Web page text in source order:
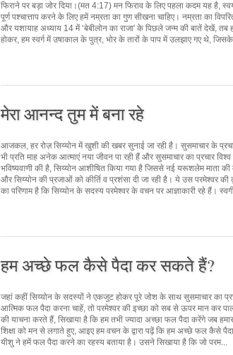
फिराने पर बड़ा जोर दिया।(मत 4:17) मन फिराव के लिए पहला कदम यह है,
पूर्ण पश्चात्ताप करने के लिए हमें नम्रता का गुण सीखना चाहिए। नम्रता का
और यशायाह अध्याय 14 में ‘बेबीलोन का राजा' के पिछले जन्म की बातें देखें,
होकर, हम स्वर्ग में उषाकाल के पुत्र, भोर के तारों के पाप में उलझाए गए थे, जिसके
मेरा आनन्द तुम में बना रहे
आजकल, हर रोज़ सिय्योन में खुशी की खबर सुनाई जा रही है। सुसमाचार के
भी प्रति माह अनेक आत्माएं नया जीवन पा रही हैं और सुसमाचार का प्रचार
भविष्यवाणी की है, सिय्योन आशीषित किया गया है जिससे नई यरूशलेम माता की
और सिय्योन की प्रजाओं को कीर्ति व प्रशंसा दी जा रही है। ये उस परमेश्वर
का परिणाम है कि सिय्योन के सदस्य परमेश्वर के वचन पर आज्ञाकारी रहे हैं।
हम अच्छे फल कैसे पैदा कर सकते हैं?
जहां कहीं सिय्योन के सदस्यों ने एकजुट होकर पूरे जोश के साथ सुसमाचार का
आत्मिक फल पैदा करना चाहें, तो परमेश्वर की इच्छा को सब से ऊपर मान कर
की याचना करते हैं, सिखाया है कि हम तभी ज्यादा अच्छा फल पैदा करेंगे जब
शिक्षा को मन से लगाते हुए, आइए हम वचन के द्वारा पढ़ें कि हम अच्छे फल कैसे
यीशु ने हमें फल पैदा करने का रहस्य बताया है। उसने सिखाया है कि जो परम...